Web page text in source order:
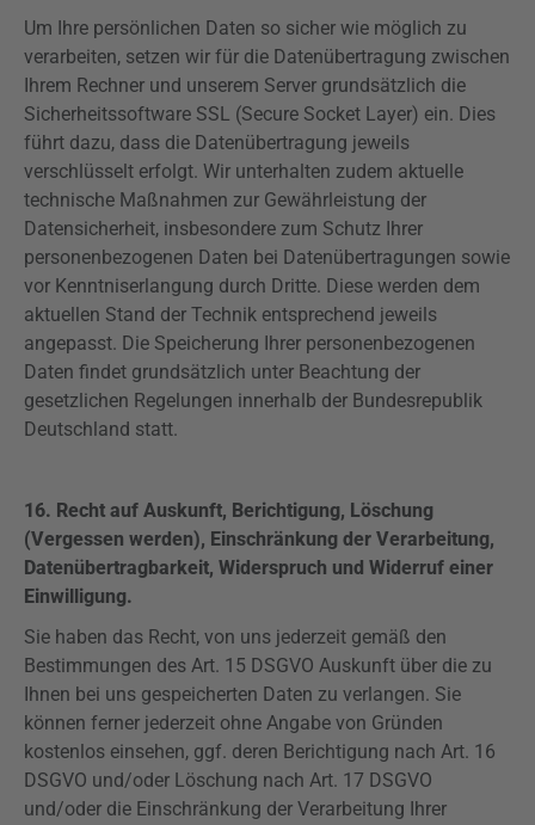
Um Ihre persönlichen Daten so sicher wie möglich zu
verarbeiten, setzen wir für die Datenübertragung zwischen
Ihrem Rechner und unserem Server grundsätzlich die
Sicherheitssoftware SSL (Secure Socket Layer) ein. Dies
führt dazu, dass die Datenübertragung jeweils
verschlüsselt erfolgt. Wir unterhalten zudem aktuelle
technische Maßnahmen zur Gewährleistung der
Datensicherheit, insbesondere zum Schutz Ihrer
personenbezogenen Daten bei Datenübertragungen sowie
vor Kenntniserlangung durch Dritte. Diese werden dem
aktuellen Stand der Technik entsprechend jeweils
angepasst. Die Speicherung Ihrer personenbezogenen
Daten findet grundsätzlich unter Beachtung der
gesetzlichen Regelungen innerhalb der Bundesrepublik
Deutschland statt.
16. Recht auf Auskunft, Berichtigung, Löschung
(Vergessen werden), Einschränkung der Verarbeitung,
Datenübertragbarkeit, Widerspruch und Widerruf einer
Einwilligung.
Sie haben das Recht, von uns jederzeit gemäß den
Bestimmungen des Art. 15 DSGVO Auskunft über die zu
Ihnen bei uns gespeicherten Daten zu verlangen. Sie
können ferner jederzeit ohne Angabe von Gründen
kostenlos einsehen, ggf. deren Berichtigung nach Art. 16
DSGVO und/oder Löschung nach Art. 17 DSGVO
und/oder die Einschränkung der Verarbeitung Ihrer